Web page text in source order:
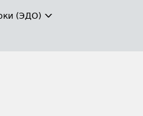
(ЭДО)